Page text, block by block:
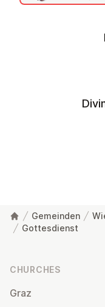
Gemeinden
Gottesdienst
CHURCHES
Graz